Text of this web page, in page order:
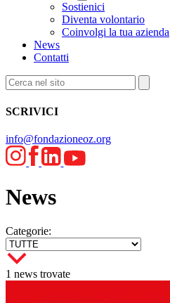
Sostienici
Diventa volontario
Coinvolgi la tua azienda
News
Contatti
SCRIVICI
info@fondazioneoz.org
News
Categorie:
1 news trovate